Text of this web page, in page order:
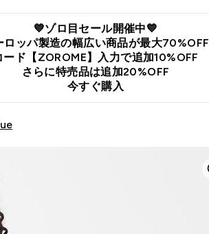
💙ゾロ目セール開催中💙
ロッパ製造の幅広い商品が最大70%OFF
ード【ZOROME】入力で追加10%OFF
さらに特売品は追加20%OFF
今すぐ購入